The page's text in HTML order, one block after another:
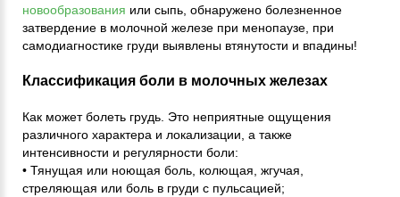
новообразования или сыпь, обнаружено болезненное
затвердение в молочной железе при менопаузе, при
самодиагностике груди выявлены втянутости и впадины!
Классификация боли в молочных железах
Как может болеть грудь. Это неприятные ощущения
различного характера и локализации, а также
интенсивности и регулярности боли:
• Тянущая или ноющая боль, колющая, жгучая,
стреляющая или боль в груди с пульсацией;